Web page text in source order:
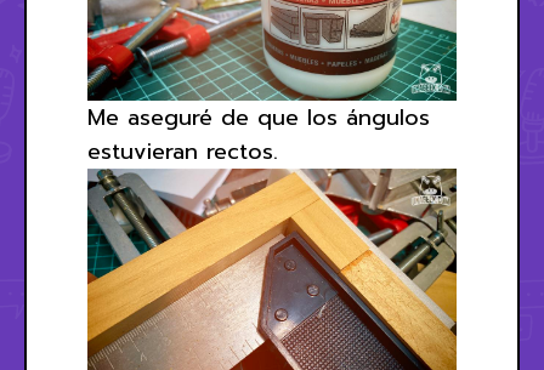
Me aseguré de que los ángulos
estuvieran rectos.